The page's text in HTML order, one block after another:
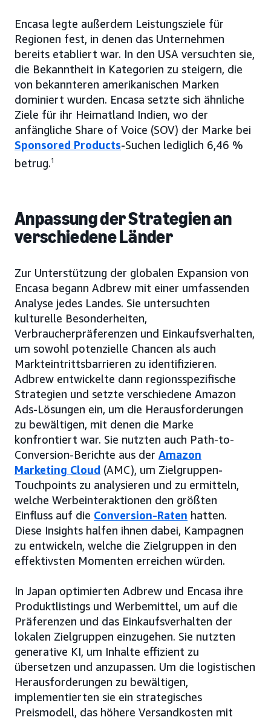
Encasa legte außerdem Leistungsziele für
Regionen fest, in denen das Unternehmen
bereits etabliert war. In den USA versuchten sie,
die Bekanntheit in Kategorien zu steigern, die
von bekannteren amerikanischen Marken
dominiert wurden. Encasa setzte sich ähnliche
Ziele für ihr Heimatland Indien, wo der
anfängliche Share of Voice (SOV) der Marke bei
Sponsored Products-Suchen lediglich 6,46 %
betrug.1
Anpassung der Strategien an
verschiedene Länder
Zur Unterstützung der globalen Expansion von
Encasa begann Adbrew mit einer umfassenden
Analyse jedes Landes. Sie untersuchten
kulturelle Besonderheiten,
Verbraucherpräferenzen und Einkaufsverhalten,
um sowohl potenzielle Chancen als auch
Markteintrittsbarrieren zu identifizieren.
Adbrew entwickelte dann regionsspezifische
Strategien und setzte verschiedene Amazon
Ads-Lösungen ein, um die Herausforderungen
zu bewältigen, mit denen die Marke
konfrontiert war. Sie nutzten auch Path-to-
Conversion-Berichte aus der Amazon
Marketing Cloud (AMC), um Zielgruppen-
Touchpoints zu analysieren und zu ermitteln,
welche Werbeinteraktionen den größten
Einfluss auf die Conversion-Raten hatten.
Diese Insights halfen ihnen dabei, Kampagnen
zu entwickeln, welche die Zielgruppen in den
effektivsten Momenten erreichen würden.
In Japan optimierten Adbrew und Encasa ihre
Produktlistings und Werbemittel, um auf die
Präferenzen und das Einkaufsverhalten der
lokalen Zielgruppen einzugehen. Sie nutzten
generative KI, um Inhalte effizient zu
übersetzen und anzupassen. Um die logistischen
Herausforderungen zu bewältigen,
implementierten sie ein strategisches
Preismodell, das höhere Versandkosten mit